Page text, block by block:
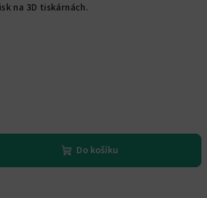
na 3D tiskárnách.
Do košíku